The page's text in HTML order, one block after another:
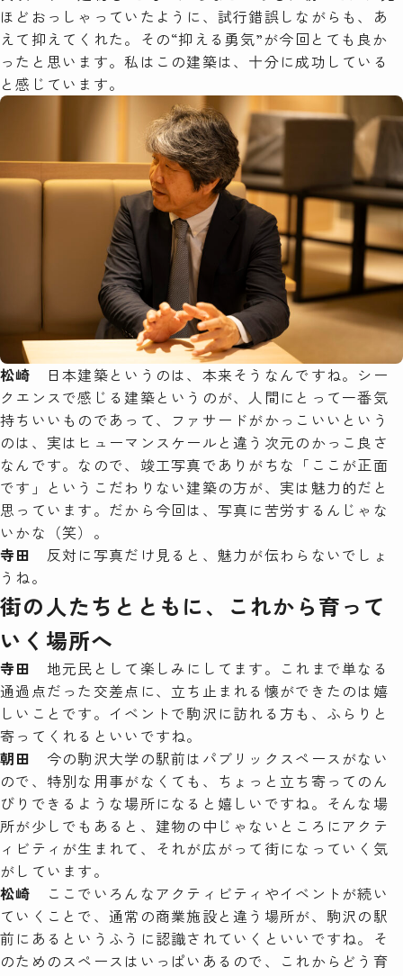
ほどおっしゃっていたように、試行錯誤しながらも、あ
えて抑えてくれた。その“抑える勇気”が今回とても良か
ったと思います。私はこの建築は、十分に成功している
と感じています。
松崎 日本建築というのは、本来そうなんですね。シー
クエンスで感じる建築というのが、人間にとって一番気
持ちいいものであって、ファサードがかっこいいという
のは、実はヒューマンスケールと違う次元のかっこ良さ
なんです。なので、竣工写真でありがちな「ここが正面
です」というこだわりない建築の方が、実は魅力的だと
思っています。だから今回は、写真に苦労するんじゃな
いかな（笑）。
寺田
反対に写真だけ見ると、魅力が伝わらないでしょ
うね。
街の人たちとともに、これから育って
いく場所へ
寺田
地元民として楽しみにしてます。これまで単なる
通過点だった交差点に、立ち止まれる懐ができたのは嬉
しいことです。イベントで駒沢に訪れる方も、ふらりと
寄ってくれるといいですね。
朝田
今の駒沢大学の駅前はパブリックスペースがない
ので、特別な用事がなくても、ちょっと立ち寄ってのん
びりできるような場所になると嬉しいですね。そんな場
所が少しでもあると、建物の中じゃないところにアクテ
ィビティが生まれて、それが広がって街になっていく気
がしています。
松崎 ここでいろんなアクティビティやイベントが続い
ていくことで、通常の商業施設と違う場所が、駒沢の駅
前にあるというふうに認識されていくといいですね。そ
のためのスペースはいっぱいあるので、これからどう育